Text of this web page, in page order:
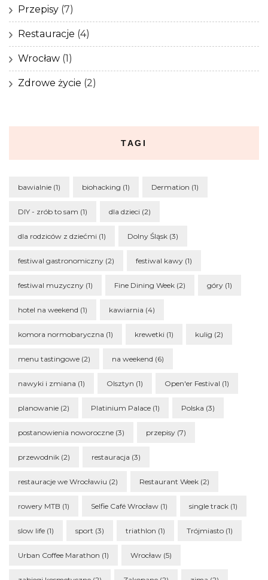
Przepisy (7)
Restauracje (4)
Wrocław (1)
Zdrowe życie (2)
TAGI
bawialnie (1) biohacking (1) Dermation (1)
DIY - zrób to sam (1) dla dzieci (2)
dla rodziców z dziećmi (1) Dolny Śląsk (3)
festiwal gastronomiczny (2) festiwal kawy (1)
festiwal muzyczny (1) Fine Dining Week (2) góry (1)
hotel na weekend (1) kawiarnia (4)
komora normobaryczna (1) krewetki (1) kulig (2)
menu tastingowe (2) na weekend (6)
nawyki i zmiana (1) Olsztyn (1) Open'er Festival (1)
planowanie (2) Platinium Palace (1) Polska (3)
postanowienia noworoczne (3) przepisy (7)
przewodnik (2) restauracja (3)
restauracje we Wrocławiu (2) Restaurant Week (2)
rowery MTB (1) Selfie Café Wrocław (1) single track (1)
slow life (1) sport (3) triathlon (1) Trójmiasto (1)
Urban Coffee Marathon (1) Wrocław (5)